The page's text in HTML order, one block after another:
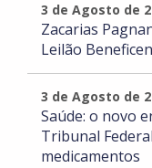
3 de Agosto de
Zacarias
Leilão
3 de Agosto de
Saúde: o novo
Tribunal
medicamentos